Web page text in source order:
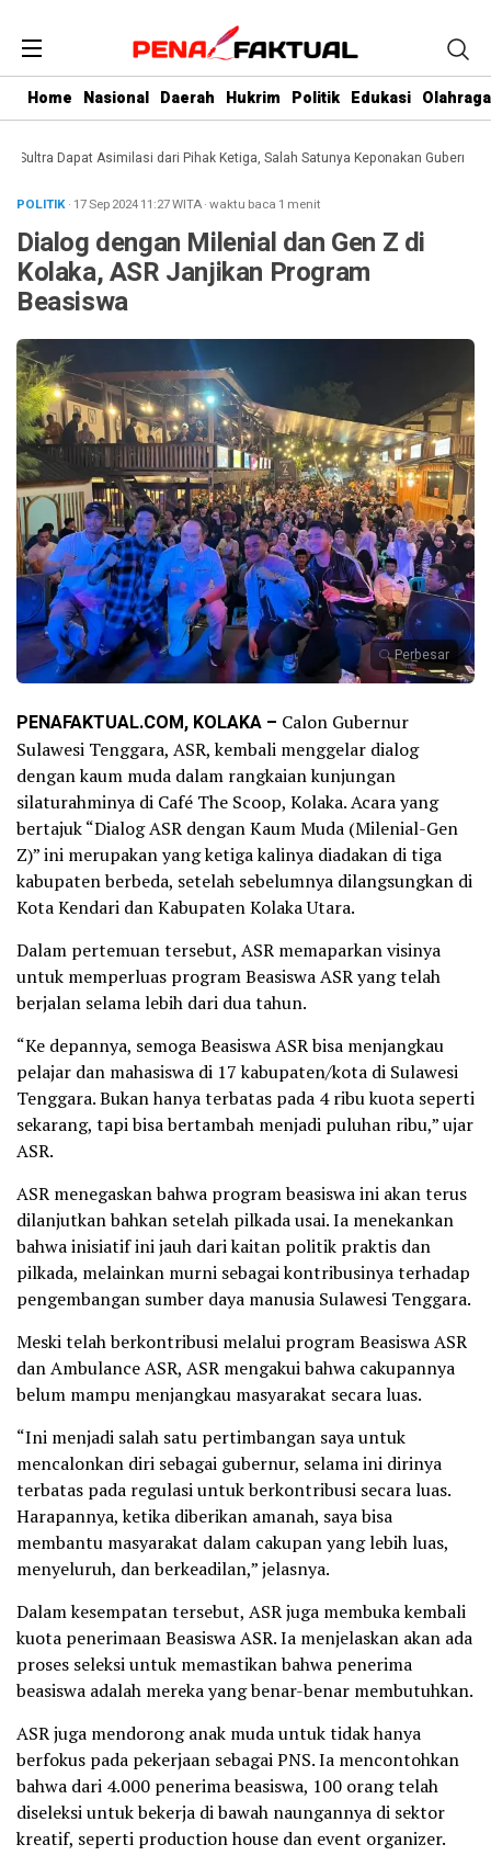
Home Nasional Daerah Hukrim Politik Edukasi Olahraga
Dapat Asimilasi dari Pihak Ketiga, Salah Satunya Keponakan Gubernur
POLITIK· 17 Sep 202411:27WITA·waktu baca 1 menit
Dialog dengan Milenial dan Gen Z di
Kolaka, ASR Janjikan Program
Beasiswa
Perbesar
PENAFAKTUAL.COM, KOLAKA – Calon Gubernur
Sulawesi Tenggara, ASR, kembali menggelar dialog
dengan kaum muda dalam rangkaian kunjungan
silaturahminya di Café The Scoop, Kolaka. Acara yang
bertajuk “Dialog ASR dengan Kaum Muda (Milenial-Gen
Z)” ini merupakan yang ketiga kalinya diadakan di tiga
kabupaten berbeda, setelah sebelumnya dilangsungkan di
Kota Kendari dan Kabupaten Kolaka Utara.
Dalam pertemuan tersebut, ASR memaparkan visinya
untuk memperluas program Beasiswa ASR yang telah
berjalan selama lebih dari dua tahun.
“Ke depannya, semoga Beasiswa ASR bisa menjangkau
pelajar dan mahasiswa di 17 kabupaten/kota di Sulawesi
Tenggara. Bukan hanya terbatas pada 4 ribu kuota seperti
sekarang, tapi bisa bertambah menjadi puluhan ribu,” ujar
ASR.
ASR menegaskan bahwa program beasiswa ini akan terus
dilanjutkan bahkan setelah pilkada usai. Ia menekankan
bahwa inisiatif ini jauh dari kaitan politik praktis dan
pilkada, melainkan murni sebagai kontribusinya terhadap
pengembangan sumber daya manusia Sulawesi Tenggara.
Meski telah berkontribusi melalui program Beasiswa ASR
dan Ambulance ASR, ASR mengakui bahwa cakupannya
belum mampu menjangkau masyarakat secara luas.
“Ini menjadi salah satu pertimbangan saya untuk
mencalonkan diri sebagai gubernur, selama ini dirinya
terbatas pada regulasi untuk berkontribusi secara luas.
Harapannya, ketika diberikan amanah, saya bisa
membantu masyarakat dalam cakupan yang lebih luas,
menyeluruh, dan berkeadilan,” jelasnya.
Dalam kesempatan tersebut, ASR juga membuka kembali
kuota penerimaan Beasiswa ASR. Ia menjelaskan akan ada
proses seleksi untuk memastikan bahwa penerima
beasiswa adalah mereka yang benar-benar membutuhkan.
ASR juga mendorong anak muda untuk tidak hanya
berfokus pada pekerjaan sebagai PNS. Ia mencontohkan
bahwa dari 4.000 penerima beasiswa, 100 orang telah
diseleksi untuk bekerja di bawah naungannya di sektor
kreatif, seperti production house dan event organizer.